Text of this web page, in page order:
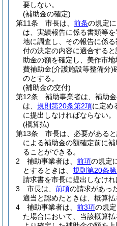
要しない。
(補助金の確定)
第11条
市長は、 前条の規定
は、実績報告に係る書類等
地に調査し、その報告に係
付の決定の内容に適合する
助金の額を確定し、美作市
費補助金(介護施設等整備分)
のとする。
(補助金の交付)
第12条
補助事業者は、補助
は、 規則第20条第2項に定め
に提出しなければならない。
(概算払)
第13条
市長は、必要があると
による補助金の額確定前に
ることができる。
2
補助事業者は、 前項の規定
とするときは、 規則第20条
請求書を市長に提出しなけれ
3
市長は、 前項の請求があっ
適当と認めたときは、概算払
4
補助事業者は、 前3項の規
た場合において、当該概算